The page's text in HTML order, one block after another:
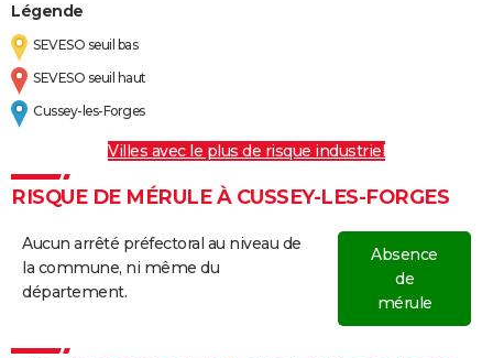
Légende
SEVESO seuil bas
SEVESO seuil haut
Cussey-les-Forges
Villes avec le plus de risque industriel
RISQUE DE MÉRULE À CUSSEY-LES-FORGES
Aucun arrêté préfectoral au niveau de
la commune, ni même du
département.
Absence
de
mérule